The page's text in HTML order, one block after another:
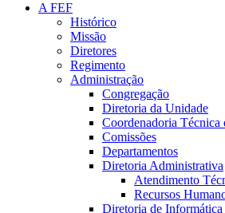
A FEF
Histórico
Missão
Diretores
Regimento
Administração
Congregação
Diretoria da Unidade
Coordenadoria Técnica
Comissões
Departamentos
Diretoria Administrativa
Atendimento
Recursos
Diretoria de Informática